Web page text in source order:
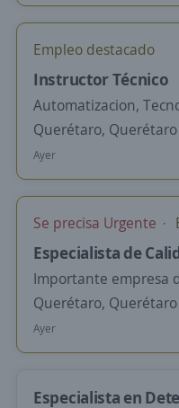
Empleo destacado
Instructor Técnico
Automatizacion,
Querétaro, Querétaro
Ayer
Se precisa Urgente
Especialista de
Importante empresa
Querétaro, Querétaro
Ayer
Especialista en